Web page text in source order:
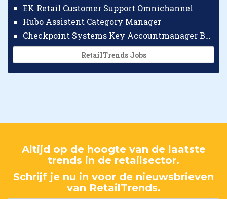
EK Retail Customer Support Omnichannel
Hubo Assistent Category Manager
Checkpoint Systems Key Accountmanager Benelux
RetailTrends Jobs
Altijd op de hoogte van de laatste
trends in de retailsector.
Schrijf je nu in voor de nieuwsbrieven
van RetailTrends.